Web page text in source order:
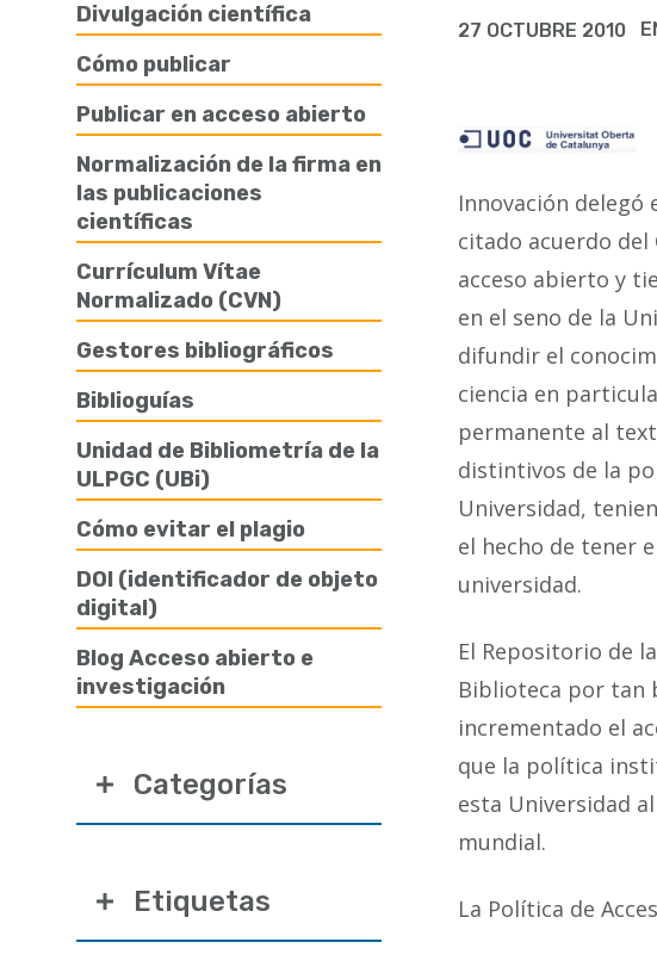
a
la
navegación
Divulgación científica
Cómo publicar
Publicar en acceso abierto
Normalización de la firma en
las publicaciones
científicas
Currículum Vítae
Normalizado (CVN)
Gestores bibliográficos
Biblioguías
Unidad de Bibliometría de la
ULPGC (UBi)
Cómo evitar el plagio
DOI (identificador de objeto
digital)
Blog Acceso abierto e
investigación
Categorías
Etiquetas
27 OCTUBRE 2010
Innovación delegó
citado acuerdo del
acceso abierto y
en el seno de la
difundir el
ciencia en
permanente al
distintivos de la
Universidad,
el hecho de tener
universidad.
El Repositorio de
Biblioteca por tan
incrementado el
que la política
esta Universidad
mundial.
La Política de